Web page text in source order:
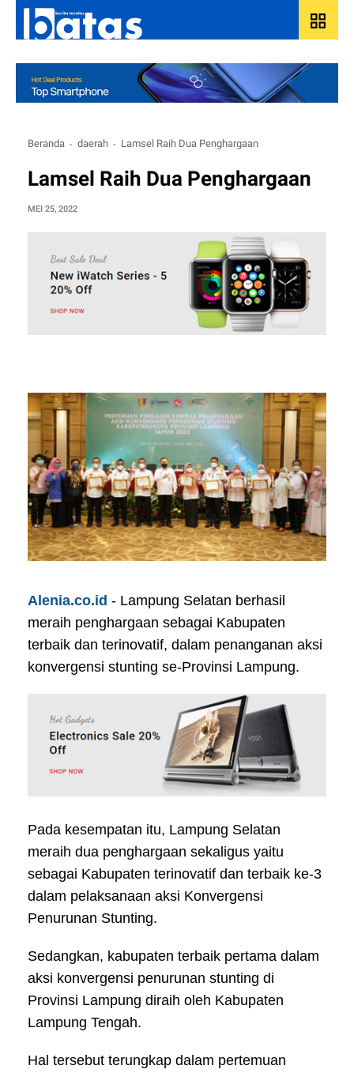
grid_view
Beranda daerah Lamsel Raih Dua Penghargaan
Lamsel Raih Dua Penghargaan
MEI 25, 2022
Alenia.co.id- Lampung Selatan berhasil
meraih penghargaan sebagai Kabupaten
terbaik dan terinovatif, dalam penanganan aksi
konvergensi stunting se-Provinsi Lampung.
Pada kesempatan itu, Lampung Selatan
meraih dua penghargaan sekaligus yaitu
sebagai Kabupaten terinovatif dan terbaik ke-3
dalam pelaksanaan aksi Konvergensi
Penurunan Stunting.
Sedangkan, kabupaten terbaik pertama dalam
aksi konvergensi penurunan stunting di
Provinsi Lampung diraih oleh Kabupaten
Lampung Tengah.
Hal tersebut terungkap dalam pertemuan